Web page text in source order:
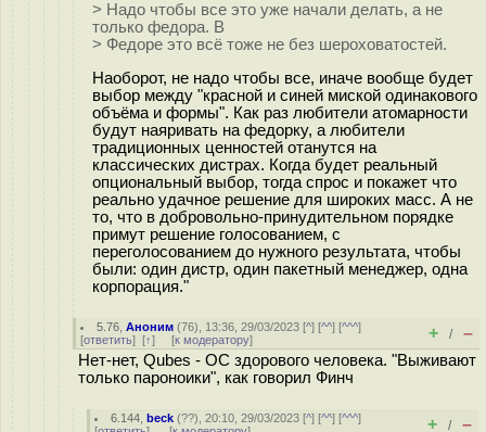
> Надо чтобы все это уже начали делать, а не
только федора. В
> Федоре это всё тоже не без шероховатостей.
Наоборот, не надо чтобы все, иначе вообще будет
выбор между "красной и синей миской одинакового
объёма и формы". Как раз любители атомарности
будут наяривать на федорку, а любители
традиционных ценностей отанутся на
классических дистрах. Когда будет реальный
опциональный выбор, тогда спрос и покажет что
реально удачное решение для широких масс. А не
то, что в добровольно-принудительном порядке
примут решение голосованием, с
переголосованием до нужного результата, чтобы
были: один дистр, один пакетный менеджер, одна
корпорация."
5.76 ,Аноним (76), 13:36, 29/03/2023 [^] [^^] [^^^]
[ответить] [↑] [к модератору] + / –
Нет-нет, Qubes - ОС здорового человека. "Выживают
только пароноики", как говорил Финч
6.144 ,beck (??), 20:10, 29/03/2023 [^] [^^] [^^^]
+ / –